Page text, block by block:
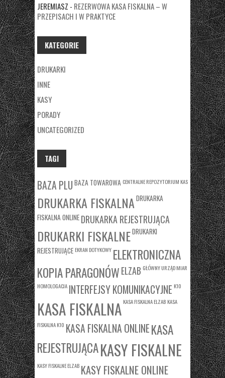
JEREMIASZ - REZERWOWA KASA FISKALNA – W
PRZEPISACH I W PRAKTYCE
KATEGORIE
DRUKARKI
INNE
KASY
PORADY
UNCATEGORIZED
TAGI
BAZA PLU BAZA TOWAROWA CENTRALNE REPOZYTORIUM KAS
DRUKARKA FISKALNA DRUKARKA
FISKALNA ONLINE DRUKARKA REJESTRUJĄCA
DRUKARKI FISKALNEDRUKARKI
REJESTRUJĄCE EKRAN DOTYKOWY ELEKTRONICZNA
KOPIA PARAGONÓWELZAB GŁÓWNY URZĄD MIAR
HOMOLOGACJA INTERFEJSY KOMUNIKACYJNE K10
KASA FISKALNA KASA FISKALNA ELZAB KASA
FISKALNA K10 KASA FISKALNA ONLINEKASA
REJESTRUJĄCAKASY FISKALNE
KASY FISKALNE ELZAB KASY FISKALNE ONLINE